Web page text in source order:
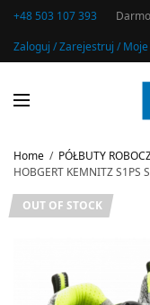
+48 503 107 393
Zaloguj / Zarejestruj /
Home / PÓŁBUTY
HOBGERT KEMNITZ S1PS
OUT OF STOCK